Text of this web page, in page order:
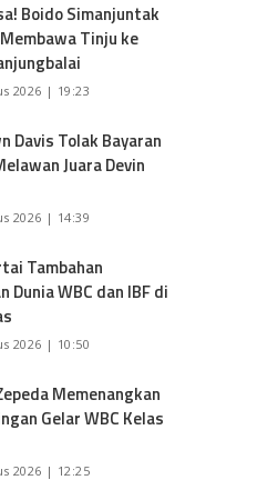
Boido Simanjuntak
Tinju ke
2026 | 19:23
Davis Tolak Bayaran
Juara Devin
2026 | 14:39
Tambahan
Dunia WBC dan IBF di
2026 | 10:50
Memenangkan
Gelar WBC Kelas
2026 | 12:25